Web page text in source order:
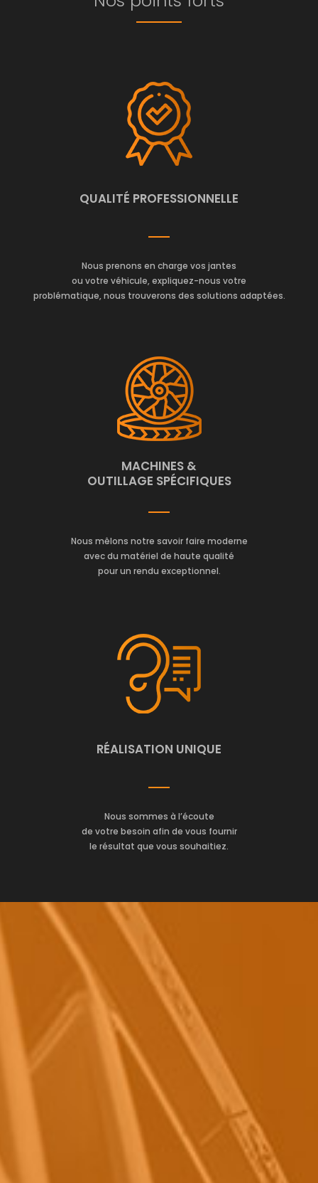
QUALITÉ PROFESSIONNELLE
Nous prenons en charge vos jantes
ou votre véhicule, expliquez-nous votre
problématique, nous trouverons des solutions adaptées.
MACHINES &
OUTILLAGE SPÉCIFIQUES
Nous mêlons notre savoir faire moderne
avec du matériel de haute qualité
pour un rendu exceptionnel.
RÉALISATION UNIQUE
Nous sommes à l’écoute
de votre besoin afin de vous fournir
le résultat que vous souhaitiez.